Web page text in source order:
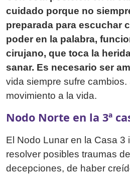
cuidado porque no
preparada para escuchar
poder en la palabra,
cirujano, que toca la
sanar. Es necesario ser
vida siempre sufre
movimiento a la vida.
Nodo Norte en la 3ª
El Nodo Lunar en la Casa 3
resolver posibles traumas
decepciones, de haber